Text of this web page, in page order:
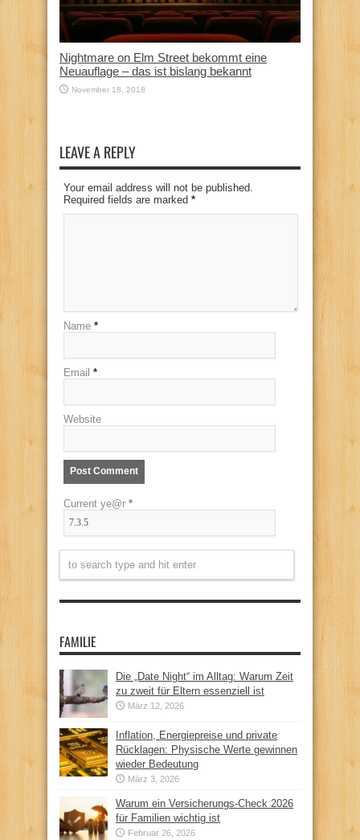
Nightmare on Elm Street bekommt eine
Neuauflage – das ist bislang bekannt
November 18, 2018
LEAVE A REPLY
Your email address will not be published.
Required fields are marked *
Name *
Email *
Website
Current ye@r *
FAMILIE
Die „Date Night“ im Alltag: Warum Zeit
zu zweit für Eltern essenziell ist
März 12, 2026
Inflation, Energiepreise und private
Rücklagen: Physische Werte gewinnen
wieder Bedeutung
März 3, 2026
Warum ein Versicherungs-Check 2026
für Familien wichtig ist
Februar 26, 2026